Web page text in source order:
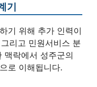
기
기 위해 추가 인력이
리고 민원서비스 분
맥락에서 성주군의
로 이해됩니다.